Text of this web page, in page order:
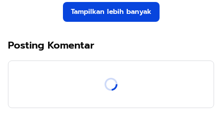
Tampilkan lebih banyak
Posting Komentar